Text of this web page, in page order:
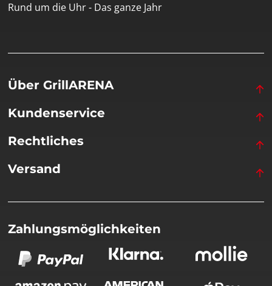
Rund um die Uhr - Das ganze Jahr
Über GrillARENA
Kundenservice
Rechtliches
Versand
Zahlungsmöglichkeiten